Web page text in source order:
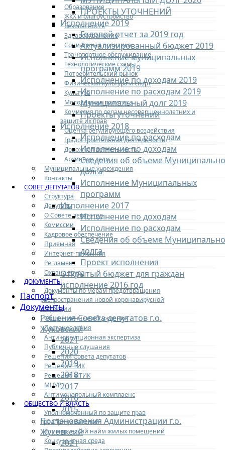
Образование
ЖКХ и благоустройство
Безопасность
Здравоохранение
Социальная политика
Транспортное обслуживание
Технологические схемы
Потребительский рынок
Физическая культура и спорт
Культура
Молодежная политика
Комиссия по делам несовершеннолетних и
защите их прав
Оценка регулирующего воздействия
Градостроительная деятельность
Дорожная деятельность
Архивное дело
Муниципальные учреждения
Контакты
СОВЕТ ДЕПУТАТОВ
Структура
Депутаты
О Совете депутатов
Комиссии
Кадровое обеспечение
Приемная
Интернет-приемная
Регламент
Охрана труда
ДОКУМЕНТЫ
Документы по мерам предотвращения
распространения новой коронавирусной
инфекции
Общественные обсуждения
Постановления
Антикоррупционная экспертиза
Публичные слушания
Решения Совета депутатов
Решения ТИК
Решения МТИК
МЦУР
Антимонопольный комплаенс
ОБЩЕСТВО И ВЛАСТЬ
Уполномоченный по защите прав
предпринимателей
Коммерческий найм жилых помещений
Конкурентная среда
ПРОЕКТЫ УТОЧНЕНИЙ
Исполнение 2019
Годовой отчет за 2019 год
Актуализированный бюджет 2019
Исполнение муниципальных
программ 2019
Исполнение по доходам 2019
Исполнение по расходам 2019
Муниципальный долг 2019
Проекты уточнений
Исполнение 2018
Исполнение по расходам
Исполнение по доходам
Сведения об объеме
долга
Исполнение Муниципальных
программ
Исполнение 2017
Исполнение по доходам
Исполнение по расходам
Сведения об объеме
долга
Проект исполнения
Открытый бюджет для граждан
исполнение 2016 год
Паспорт
Документы
Решения Совета депутатов г.о.
Жуковский
2021
2020
2019
2018
2017
2016
2015
Постановления Администрации г.о.
Жуковксий
2021